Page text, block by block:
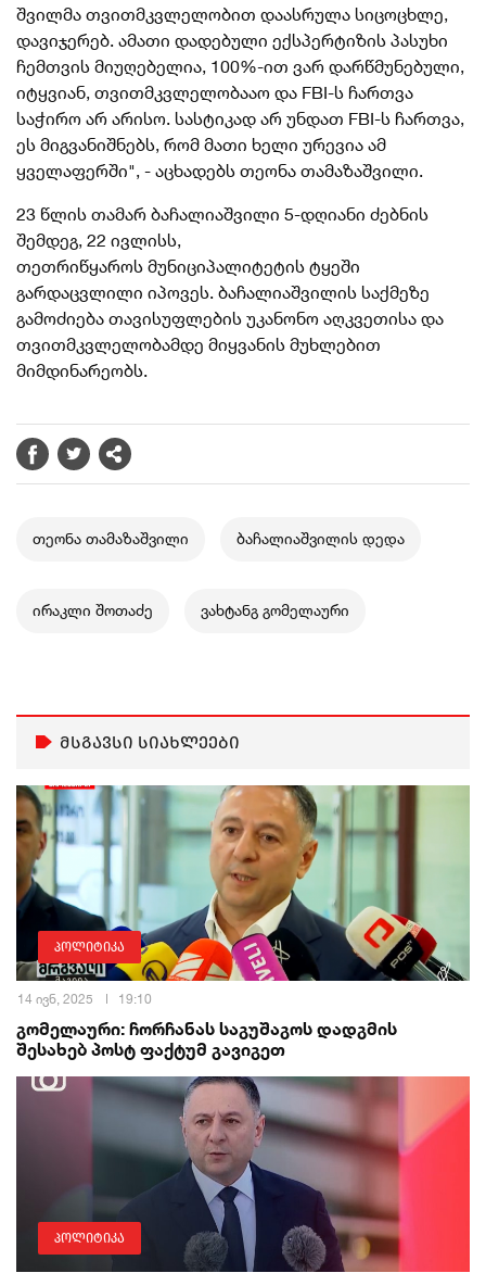
შვილმა თვითმკვლელობით დაასრულა სიცოცხლე,
დავიჯერებ. ამათი დადებული ექსპერტიზის პასუხი
ჩემთვის მიუღებელია, 100%-ით ვარ დარწმუნებული,
იტყვიან, თვითმკვლელობააო და FBI-ს ჩართვა
საჭირო არ არისო. სასტიკად არ უნდათ FBI-ს ჩართვა,
ეს მიგვანიშნებს, რომ მათი ხელი ურევია ამ
ყველაფერში", - აცხადებს თეონა თამაზაშვილი.
23 წლის თამარ ბაჩალიაშვილი 5-დღიანი ძებნის
შემდეგ, 22 ივლისს,
თეთრიწყაროს მუნიციპალიტეტის ტყეში
გარდაცვლილი იპოვეს. ბაჩალიაშვილის საქმეზე
გამოძიება თავისუფლების უკანონო აღკვეთისა და
თვითმკვლელობამდე მიყვანის მუხლებით
მიმდინარეობს.
თეონა თამაზაშვილი ბაჩალიაშვილის დედა
ირაკლი შოთაძე ვახტანგ გომელაური
მსგავსი სიახლეები
პოლიტიკა
14 ივნ, 2025 19:10
გომელაური: ჩორჩანას საგუშაგოს დადგმის
შესახებ პოსტ ფაქტუმ გავიგეთ
პოლიტიკა